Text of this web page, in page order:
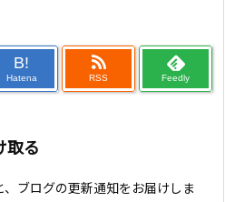
B!
Hatena RSS Feedly
取る
ブログの更新通知をお届けしま